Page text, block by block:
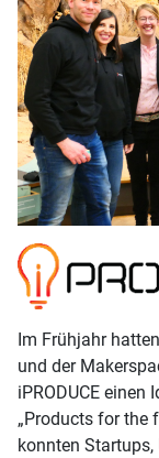
Im Frühjahr
und der
iPRODUCE
„Products for the
konnten Startups,